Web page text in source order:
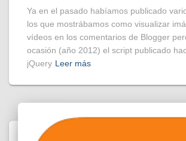
Ya en el pasado habíamos publicado
los que mostrábamos como visualizar
vídeos en los comentarios de Blogger
ocasión (año 2012) el script publicado
jQuery Leer más